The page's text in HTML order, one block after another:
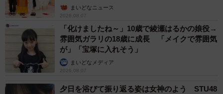
ん】まいどなニュース
2026.08.07
「化けましたね～」10歳で綾瀬はるかの娘役→
雰囲気ガラリの18歳に成長 「メイクで雰囲気
が」「宝塚に入れそう」
まいどなメディア
2026.08.07
夕日を浴びて振り返る姿は女神のよう STU48